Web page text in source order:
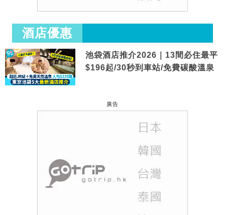
酒店優惠
池袋酒店推介2026｜13間必住最平
$196起/30秒到車站/免費碳酸溫泉
廣告